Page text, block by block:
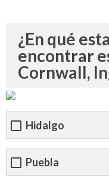
¿En qué
encontrar
Cornwall,
Hidalgo
Puebla